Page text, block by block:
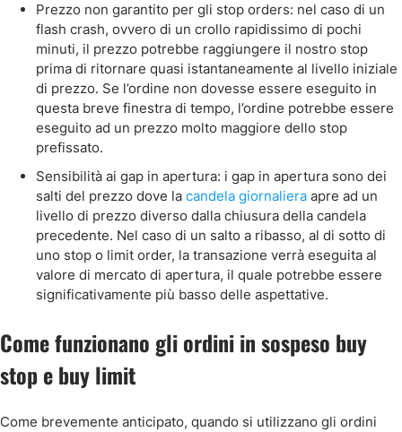
Prezzo non garantito per gli stop orders: nel caso di un
flash crash, ovvero di un crollo rapidissimo di pochi
minuti, il prezzo potrebbe raggiungere il nostro stop
prima di ritornare quasi istantaneamente al livello iniziale
di prezzo. Se l’ordine non dovesse essere eseguito in
questa breve finestra di tempo, l’ordine potrebbe essere
eseguito ad un prezzo molto maggiore dello stop
prefissato.
Sensibilità ai gap in apertura: i gap in apertura sono dei
salti del prezzo dove la candela giornaliera apre ad un
livello di prezzo diverso dalla chiusura della candela
precedente. Nel caso di un salto a ribasso, al di sotto di
uno stop o limit order, la transazione verrà eseguita al
valore di mercato di apertura, il quale potrebbe essere
significativamente più basso delle aspettative.
Come funzionano gli ordini in sospeso buy
stop e buy limit
Come brevemente anticipato, quando si utilizzano gli ordini